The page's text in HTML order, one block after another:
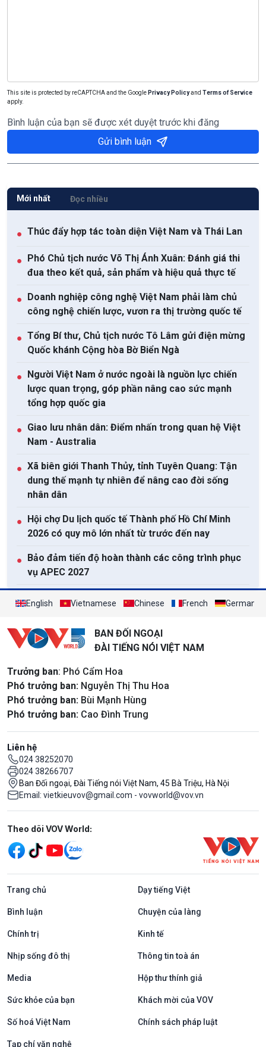
This site is protected by reCAPTCHA and the Google Privacy Policyand Terms of Service
apply.
Bình luận của bạn sẽ được xét duyệt trước khi đăng
Gửi bình luận
Mới nhất Đọc nhiều
● Thúc đẩy hợp tác toàn diện Việt Nam và Thái Lan
● Phó Chủ tịch nước Võ Thị Ánh Xuân: Đánh giá thi
đua theo kết quả, sản phẩm và hiệu quả thực tế
● Doanh nghiệp công nghệ Việt Nam phải làm chủ
công nghệ chiến lược, vươn ra thị trường quốc tế
● Tổng Bí thư, Chủ tịch nước Tô Lâm gửi điện mừng
Quốc khánh Cộng hòa Bờ Biển Ngà
● Người Việt Nam ở nước ngoài là nguồn lực chiến
lược quan trọng, góp phần nâng cao sức mạnh
tổng hợp quốc gia
● Giao lưu nhân dân: Điểm nhấn trong quan hệ Việt
Nam - Australia
● Xã biên giới Thanh Thủy, tỉnh Tuyên Quang: Tận
dung thế mạnh tự nhiên để nâng cao đời sống
nhân dân
● Hội chợ Du lịch quốc tế Thành phố Hồ Chí Minh
2026 có quy mô lớn nhất từ trước đến nay
● Bảo đảm tiến độ hoàn thành các công trình phục
vụ APEC 2027
●
thù vượt trội cho Thành phố Hồ Chí Minh
Xem tất cả
English Vietnamese Chinese French German
BAN ĐỐI NGOẠI
ĐÀI TIẾNG NÓI VIỆT NAM
Trưởng ban: Phó Cẩm Hoa
Phó trưởng ban: Nguyễn Thị Thu Hoa
Phó trưởng ban: Bùi Mạnh Hùng
Phó trưởng ban: Cao Đình Trung
Liên hệ
024 38252070
024 38266707
Ban Đối ngoại, Đài Tiếng nói Việt Nam, 45 Bà Triệu, Hà Nội
Email: vietkieuvov@gmail.com - vovworld@vov.vn
Mạng xã hội
Theo dõi VOV World:
Trang chủ Dạy tiếng Việt
Bình luận Chuyện của làng
Chính trị Kinh tế
Nhịp sống đô thị Thông tin toà án
Media Hộp thư thính giả
Sức khỏe của bạn Khách mời của VOV
Số hoá Việt Nam Chính sách pháp luật
Tạp chí văn nghệ